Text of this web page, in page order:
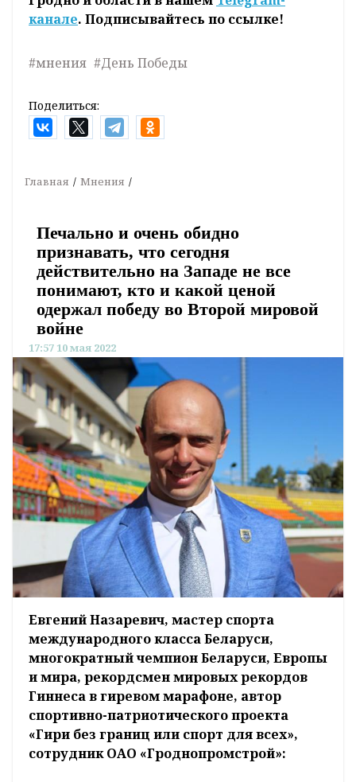
канале. Подписывайтесь по ссылке!
#мнения #День Победы
Поделиться:
Главная Мнения
Печально и очень обидно
признавать, что сегодня
действительно на Западе не все
понимают, кто и какой ценой
одержал победу во Второй мировой
войне
17:57 10 мая 2022
Евгений Назаревич, мастер спорта
международного класса Беларуси,
многократный чемпион Беларуси, Европы
и мира, рекордсмен мировых рекордов
Гиннеса в гиревом марафоне, автор
спортивно-патриотического проекта
«Гири без границ или спорт для всех»,
сотрудник ОАО «Гроднопромстрой»: